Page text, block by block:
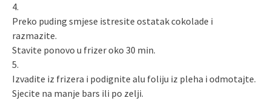
4.
Preko puding smjese istresite ostatak cokolade i
razmazite.
Stavite ponovo u frizer oko 30 min.
5.
Izvadite iz frizera i podignite alu foliju iz pleha i odmotajte.
Sjecite na manje bars ili po zelji.